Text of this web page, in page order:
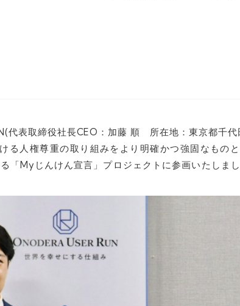
代表取締役社長CEO：加藤 順 所在地：東京都千代
る人権尊重の取り組みをより明確かつ強固なもの
「Myじんけん宣言」プロジェクトに参画いたしま